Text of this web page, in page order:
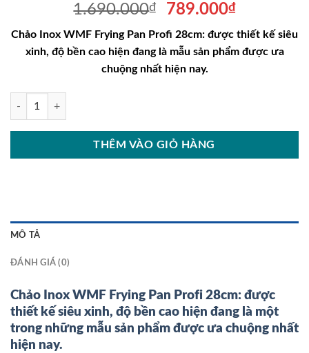
1.690.000₫
Giá
là:
1.690.000₫.
789.000₫Giá
hiện
tại
là:
Chảo Inox WMF Frying Pan Profi 28cm: được thiết kế siêu
xinh, độ bền cao hiện đang là mẫu sản phẩm được ưa
chuộng nhất hiện nay.
Chảo Inox WMF Frying Pan Profi 28cm số lượng
THÊM VÀO GIỎ HÀNG
MÔ TẢ
ĐÁNH GIÁ (0)
Chảo Inox WMF Frying Pan Profi 28cm: được
thiết kế siêu xinh, độ bền cao hiện đang là một
trong những mẫu sản phẩm được ưa chuộng nhất
hiện nay.